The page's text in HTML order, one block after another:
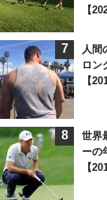
【
7
人間
ロン
【
8
世界
ーの
【